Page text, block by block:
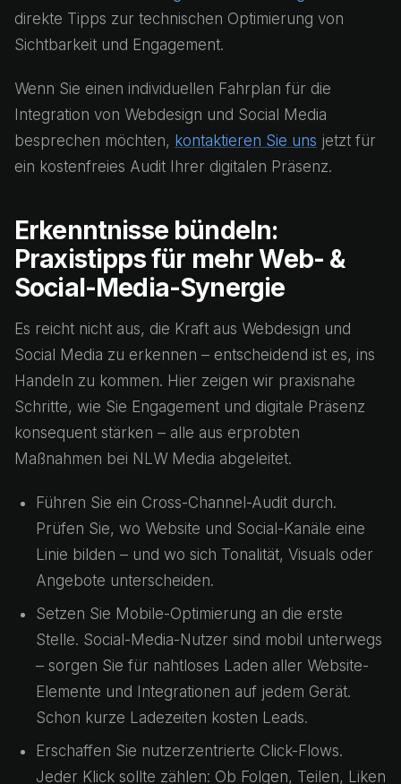
direkte Tipps zur technischen Optimierung von
Sichtbarkeit und Engagement.
Wenn Sie einen individuellen Fahrplan für die
Integration von Webdesign und Social Media
besprechen möchten, kontaktieren Sie uns jetzt für
ein kostenfreies Audit Ihrer digitalen Präsenz.
Erkenntnisse bündeln:
Praxistipps für mehr Web- &
Social-Media-Synergie
Es reicht nicht aus, die Kraft aus Webdesign und
Social Media zu erkennen – entscheidend ist es, ins
Handeln zu kommen. Hier zeigen wir praxisnahe
Schritte, wie Sie Engagement und digitale Präsenz
konsequent stärken – alle aus erprobten
Maßnahmen bei NLW Media abgeleitet.
Führen Sie ein Cross-Channel-Audit durch.
Prüfen Sie, wo Website und Social-Kanäle eine
Linie bilden – und wo sich Tonalität, Visuals oder
Angebote unterscheiden.
Setzen Sie Mobile-Optimierung an die erste
Stelle. Social-Media-Nutzer sind mobil unterwegs
– sorgen Sie für nahtloses Laden aller Website-
Elemente und Integrationen auf jedem Gerät.
Schon kurze Ladezeiten kosten Leads.
Erschaffen Sie nutzerzentrierte Click-Flows.
Jeder Klick sollte zählen: Ob Folgen, Teilen, Liken